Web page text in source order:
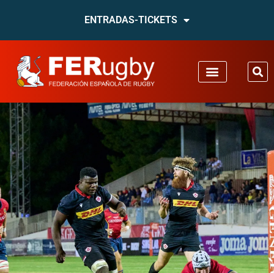
ENTRADAS-TICKETS